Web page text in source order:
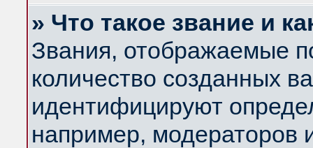
» Что такое звание и
Звания, отображаемые
количество созданных
идентифицируют
например, модераторов